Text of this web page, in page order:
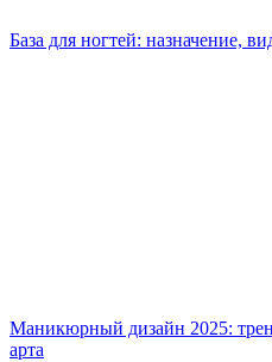
База для ногтей: назначение,
Маникюрный дизайн 2025:
арта